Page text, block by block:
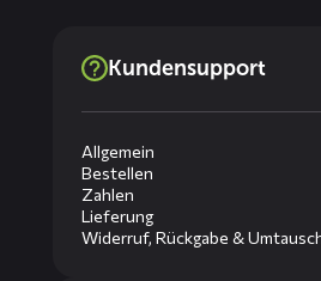
Kundensupport
Allgemein
Bestellen
Zahlen
Lieferung
Widerruf, Rückgabe &